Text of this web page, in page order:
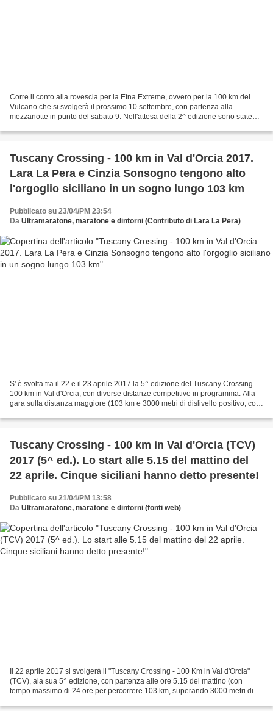
Corre il conto alla rovescia per la Etna Extreme, ovvero per la 100 km del
Vulcano che si svolgerà il prossimo 10 settembre, con partenza alla
mezzanotte in punto del sabato 9. Nell'attesa della 2^ edizione sono state
Tuscany Crossing - 100 km in Val d'Orcia 2017.
Lara La Pera e Cinzia Sonsogno tengono alto
l'orgoglio siciliano in un sogno lungo 103 km
Pubblicato su 23/04/PM 23:54
Da Ultramaratone, maratone e dintorni (Contributo di Lara La Pera)
S' è svolta tra il 22 e il 23 aprile 2017 la 5^ edizione del Tuscany Crossing -
100 km in Val d'Orcia, con diverse distanze competitive in programma. Alla
gara sulla distanza maggiore (103 km e 3000 metri di dislivello positivo, con
Tuscany Crossing - 100 km in Val d'Orcia (TCV)
2017 (5^ ed.). Lo start alle 5.15 del mattino del
22 aprile. Cinque siciliani hanno detto presente!
Pubblicato su 21/04/PM 13:58
Da Ultramaratone, maratone e dintorni (fonti web)
Il 22 aprile 2017 si svolgerà il "Tuscany Crossing - 100 Km in Val d'Orcia"
(TCV), ala sua 5^ edizione, con partenza alle ore 5.15 del mattino (con
tempo massimo di 24 ore per percorrere 103 km, superando 3000 metri di